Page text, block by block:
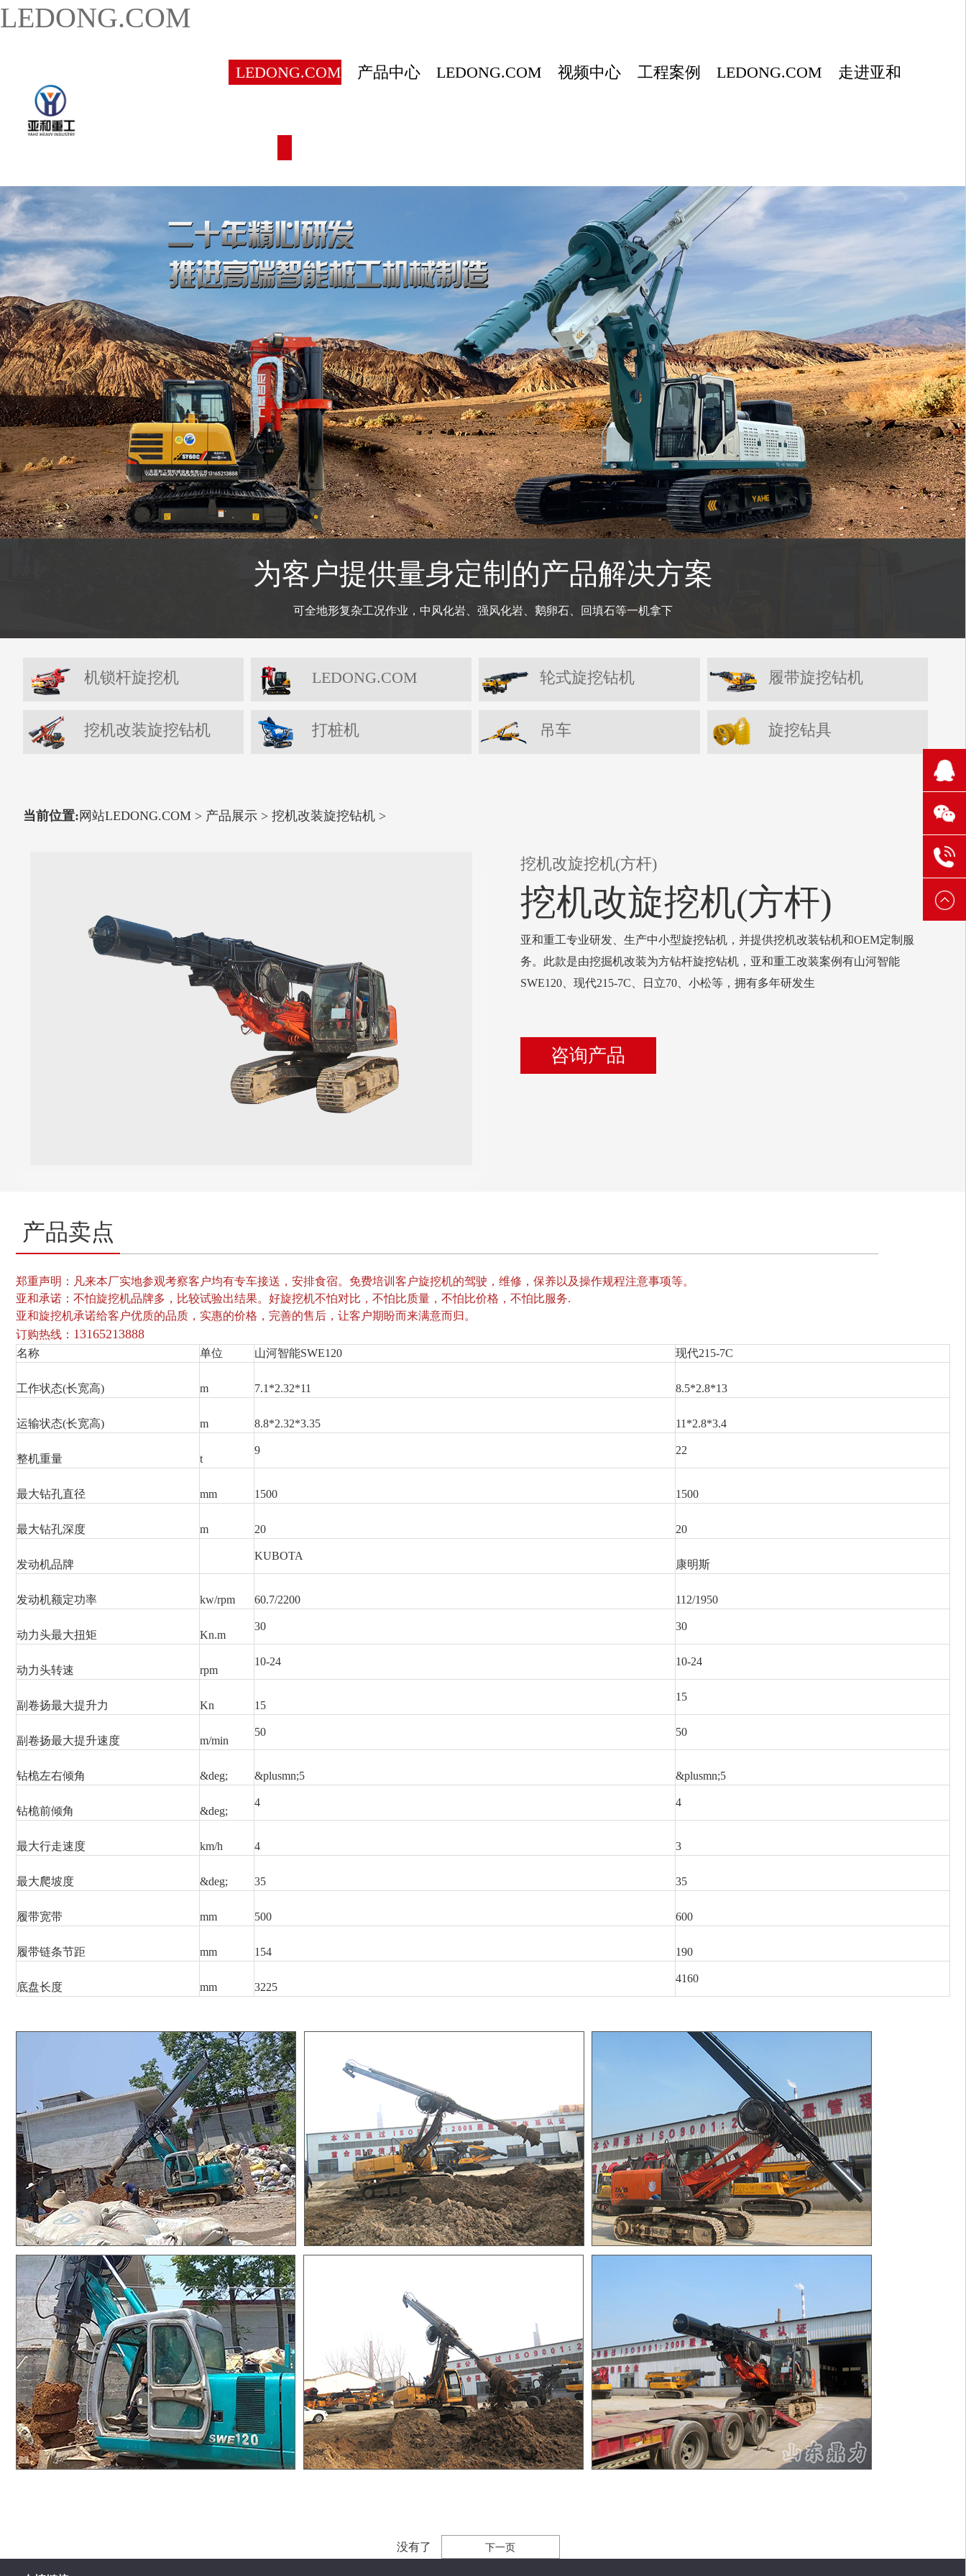
LEDONG.COM
LEDONG.COM 产品中心 LEDONG.COM 视频中心 工程案例 LEDONG.COM 走进亚和
为客户提供量身定制的产品解决方案
可全地形复杂工况作业，中风化岩、强风化岩、鹅卵石、回填石等一机拿下
机锁杆旋挖机 LEDONG.COM 轮式旋挖钻机 履带旋挖钻机
挖机改装旋挖钻机 打桩机 吊车 旋挖钻具
当前位置: 网站LEDONG.COM > 产品展示 > 挖机改装旋挖钻机 >
挖机改旋挖机(方杆)
挖机改旋挖机(方杆)
亚和重工专业研发、生产中小型旋挖钻机，并提供挖机改装钻机和OEM定制服
务。此款是由挖掘机改装为方钻杆旋挖钻机，亚和重工改装案例有山河智能
SWE120、现代215-7C、日立70、小松等，拥有多年研发生
咨询产品
产品卖点
郑重声明：凡来本厂实地参观考察客户均有专车接送，安排食宿。免费培训客户旋挖机的驾驶，维修，保养以及操作规程注意事项等。
亚和承诺：不怕旋挖机品牌多，比较试验出结果。好旋挖机不怕对比，不怕比质量，不怕比价格，不怕比服务.
亚和旋挖机承诺给客户优质的品质，实惠的价格，完善的售后 ，让客户期盼而来满意而归。
订购热线： 13165213888
名称 单位 山河智能SWE120 现代215-7C
工作状态(长宽高) m 7.1*2.32*11 8.5*2.8*13
运输状态(长宽高) m 8.8*2.32*3.35 11*2.8*3.4
整机重量 t
9 22
最大钻孔直径 mm 1500 1500
最大钻孔深度 m 20 20
发动机品牌
KUBOTA
康明斯
发动机额定功率 kw/rpm 60.7/2200 112/1950
动力头最大扭矩 Kn.m
30 30
动力头转速 rpm
10-24 10-24
副卷扬最大提升力 Kn 15
15
副卷扬最大提升速度 m/min
50 50
钻桅左右倾角 &deg; &plusmn;5 &plusmn;5
钻桅前倾角 &deg;
4 4
最大行走速度 km/h 4 3
最大爬坡度 &deg; 35 35
履带宽带 mm 500 600
履带链条节距 mm 154 190
底盘长度 mm 3225
4160
没有了 下一页
210
1106
304
131
6521
3888
131
6521